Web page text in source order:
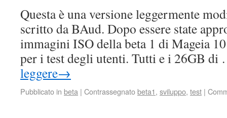
Questa è una versione leggermente
scritto da BAud. Dopo essere state
immagini ISO della beta 1 di Mageia
per i test degli utenti. Tutti e i 26GB
leggere→
Pubblicato in beta | Contrassegnatobeta1, sviluppo, test |